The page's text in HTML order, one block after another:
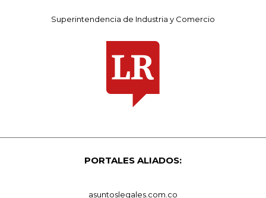
Superintendencia de Industria y Comercio
PORTALES ALIADOS:
asuntoslegales.com.co